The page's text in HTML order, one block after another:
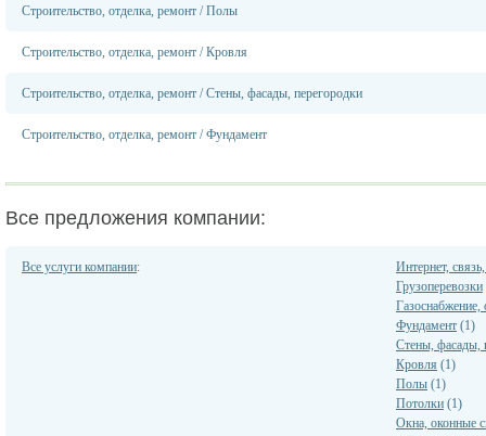
Строительство, отделка, ремонт /Полы
Строительство, отделка, ремонт /Кровля
Строительство, отделка, ремонт /Стены, фасады, перегородки
Строительство, отделка, ремонт /Фундамент
Все предложения компании:
Все услуги компании:
Интернет,
Грузоперевозки
Газоснабжение,
Фундамент (1)
Стены, фасады,
Кровля (1)
Полы (1)
Потолки (1)
Окна, оконные